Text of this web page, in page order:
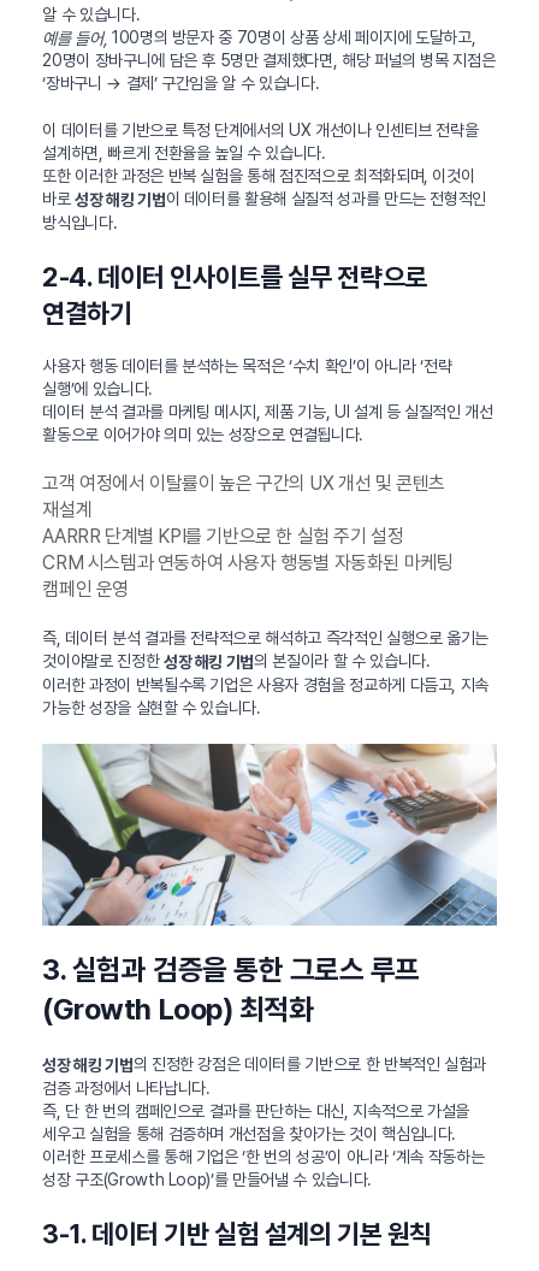
알 수 있습니다.
예를 들어, 100명의 방문자 중 70명이 상품 상세 페이지에 도달하고,
20명이 장바구니에 담은 후 5명만 결제했다면, 해당 퍼널의 병목 지점은
‘장바구니 → 결제’ 구간임을 알 수 있습니다.
이 데이터를 기반으로 특정 단계에서의 UX 개선이나 인센티브 전략을
설계하면, 빠르게 전환율을 높일 수 있습니다.
또한 이러한 과정은 반복 실험을 통해 점진적으로 최적화되며, 이것이
바로성장 해킹 기법이 데이터를 활용해 실질적 성과를 만드는 전형적인
방식입니다.
2-4. 데이터 인사이트를 실무 전략으로
연결하기
사용자 행동 데이터를 분석하는 목적은 ‘수치 확인’이 아니라 ‘전략
실행’에 있습니다.
데이터 분석 결과를 마케팅 메시지, 제품 기능, UI 설계 등 실질적인 개선
활동으로 이어가야 의미 있는 성장으로 연결됩니다.
고객 여정에서 이탈률이 높은 구간의 UX 개선 및 콘텐츠
재설계
AARRR 단계별 KPI를 기반으로 한 실험 주기 설정
CRM 시스템과 연동하여 사용자 행동별 자동화된 마케팅
캠페인 운영
즉, 데이터 분석 결과를 전략적으로 해석하고 즉각적인 실행으로 옮기는
것이야말로 진정한성장 해킹 기법의 본질이라 할 수 있습니다.
이러한 과정이 반복될수록 기업은 사용자 경험을 정교하게 다듬고, 지속
가능한 성장을 실현할 수 있습니다.
3. 실험과 검증을 통한 그로스 루프
(Growth Loop) 최적화
성장 해킹 기법의 진정한 강점은 데이터를 기반으로 한 반복적인 실험과
검증 과정에서 나타납니다.
즉, 단 한 번의 캠페인으로 결과를 판단하는 대신, 지속적으로 가설을
세우고 실험을 통해 검증하며 개선점을 찾아가는 것이 핵심입니다.
이러한 프로세스를 통해 기업은 ‘한 번의 성공’이 아니라 ‘계속 작동하는
성장 구조(Growth Loop)’를 만들어낼 수 있습니다.
3-1. 데이터 기반 실험 설계의 기본 원칙